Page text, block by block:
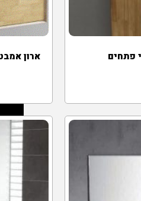
פתחים ארון